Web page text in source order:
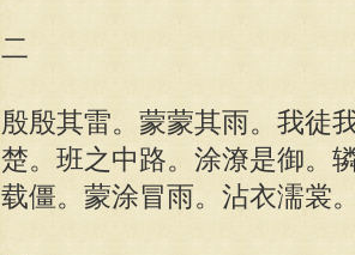
二
殷殷其雷。蒙蒙其雨。我徒
楚。班之中路。涂潦是御。
载僵。蒙涂冒雨。沾衣濡裳